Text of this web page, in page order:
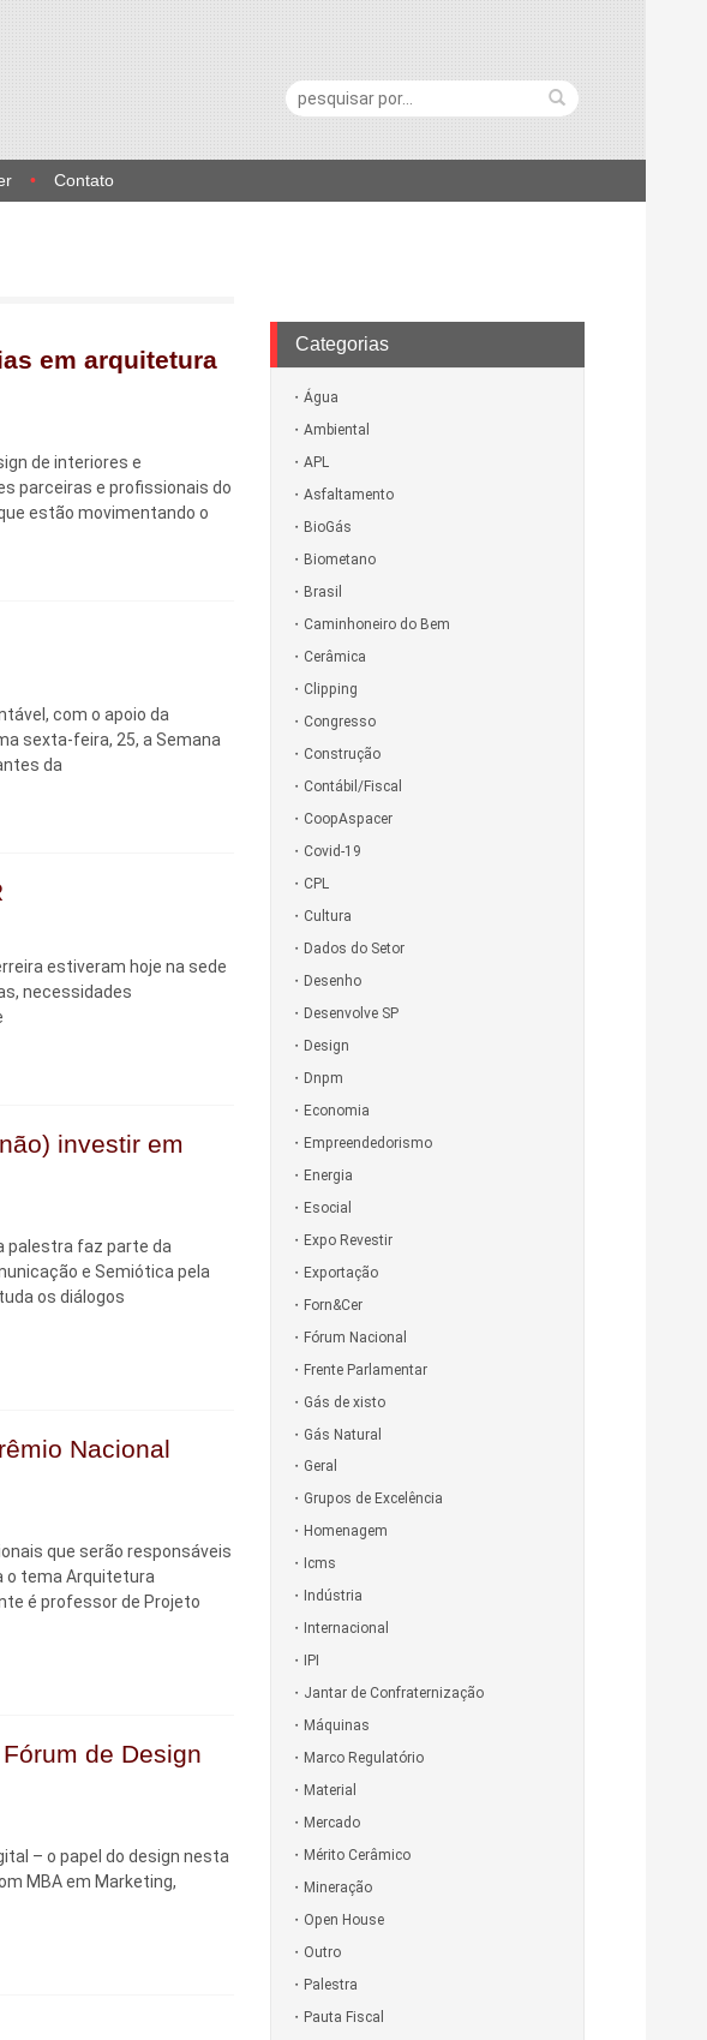
Contato
Pesquisa:
em arquitetura
de interiores e
parceiras e profissionais do
estão movimentando o
com o apoio da
sexta-feira, 25, a Semana
da
estiveram hoje na sede
necessidades
investir em
palestra faz parte da
e Semiótica pela
os diálogos
Nacional
que serão responsáveis
o tema Arquitetura
é professor de Projeto
de Design
– o papel do design nesta
MBA em Marketing,
Categorias
Água
Ambiental
APL
Asfaltamento
BioGás
Biometano
Brasil
Caminhoneiro do Bem
Cerâmica
Clipping
Congresso
Construção
Contábil/Fiscal
CoopAspacer
Covid-19
CPL
Cultura
Dados do Setor
Desenho
Desenvolve SP
Design
Dnpm
Economia
Empreendedorismo
Energia
Esocial
Expo Revestir
Exportação
Forn&Cer
Fórum Nacional
Frente Parlamentar
Gás de xisto
Gás Natural
Geral
Grupos de Excelência
Homenagem
Icms
Indústria
Internacional
IPI
Jantar de Confraternização
Máquinas
Marco Regulatório
Material
Mercado
Mérito Cerâmico
Mineração
Open House
Outro
Palestra
Pauta Fiscal